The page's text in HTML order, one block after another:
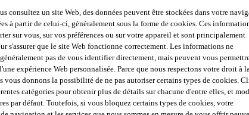
A propos de Sika Sika Academy
consultez un site Web, des données peuvent être stockées dans votre
à partir de celui-ci, généralement sous la forme de cookies. Ces
sur vous, sur vos préférences ou sur votre appareil et sont principalement
s'assurer que le site Web fonctionne correctement. Les informations ne
pas de vous identifier directement, mais peuvent vous
expérience Web personnalisée. Parce que nous respectons votre droit à
vous donnons la possibilité de ne pas autoriser certains types de cookies.
catégories pour obtenir plus de détails sur chacune d'entre elles, et
par défaut. Toutefois, si vous bloquez certains types de cookies, votre